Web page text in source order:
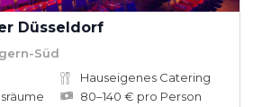
Düsseldorf
Süd
Hauseigenes Catering
80–140 € pro Person